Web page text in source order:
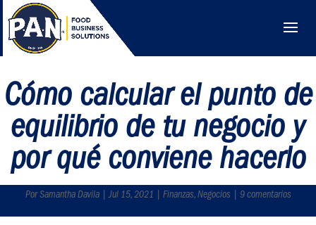
Cómo calcular el punto de
equilibrio de tu negocio y
por qué conviene hacerlo
Por Samantha Davila | Jul 15, 2021 | Finanzas, Negocios | 9 comentarios